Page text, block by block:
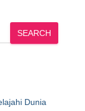
SEARCH
Dunia